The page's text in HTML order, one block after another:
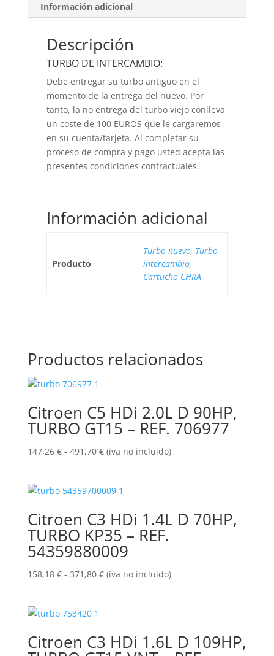
Información adicional
Descripción
TURBO DE INTERCAMBIO:
Debe entregar su turbo antiguo en el
momento de la entrega del nuevo. Por
tanto, la no entrega del turbo viejo conlleva
un coste de 100 EUROS que le cargaremos
en su cuenta/tarjeta. Al completar su
proceso de compra y pago usted acepta las
presentes condiciones contractuales.
Información adicional
Producto
Turbo nuevo, Turbo
intercambio,
Cartucho CHRA
Productos relacionados
Citroen C5 HDi 2.0L D 90HP,
TURBO GT15 – REF. 706977
147,26 € - 491,70 €Rango
desde
hasta
491,70 €
(iva no incluido)
Citroen C3 HDi 1.4L D 70HP,
TURBO KP35 – REF.
54359880009
158,18 € - 371,80 €Rango
hasta
(iva no incluido)
Citroen C3 HDi 1.6L D 109HP,